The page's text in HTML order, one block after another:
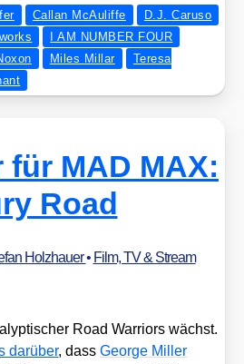
Callan McAuliffe
D.J. Caruso
I AM NUMBER FOUR
Miles Millar
Teresa
für MAD MAX:
Road
Holzhauer• Film, TV & Stream
Road War­ri­ors wächst.
dar­über, dassGeor­ge Mil­ler